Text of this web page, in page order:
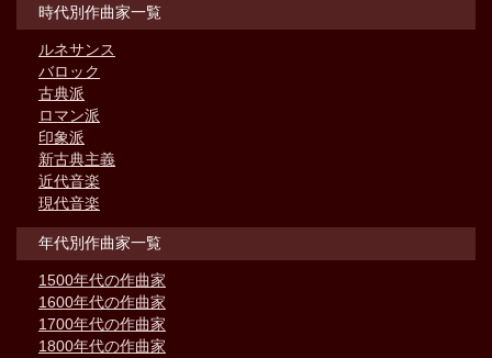
時代別作曲家一覧
ルネサンス
バロック
古典派
ロマン派
印象派
新古典主義
近代音楽
現代音楽
年代別作曲家一覧
1500年代の作曲家
1600年代の作曲家
1700年代の作曲家
1800年代の作曲家